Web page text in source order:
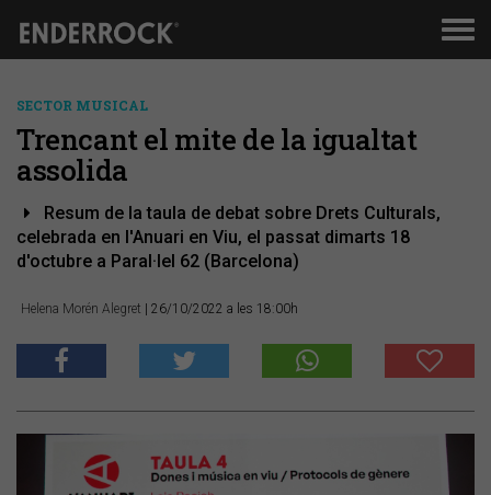
SECTOR MUSICAL
Trencant el mite de la igualtat
assolida
Resum de la taula de debat sobre Drets Culturals,
celebrada en l'Anuari en Viu, el passat dimarts 18
d'octubre a Paral·lel 62 (Barcelona)
Helena Morén Alegret | 26/10/2022 a les 18:00h